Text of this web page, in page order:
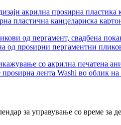
пластична канцелариска
од проѕирни пергаментни
лента Washi во облик на